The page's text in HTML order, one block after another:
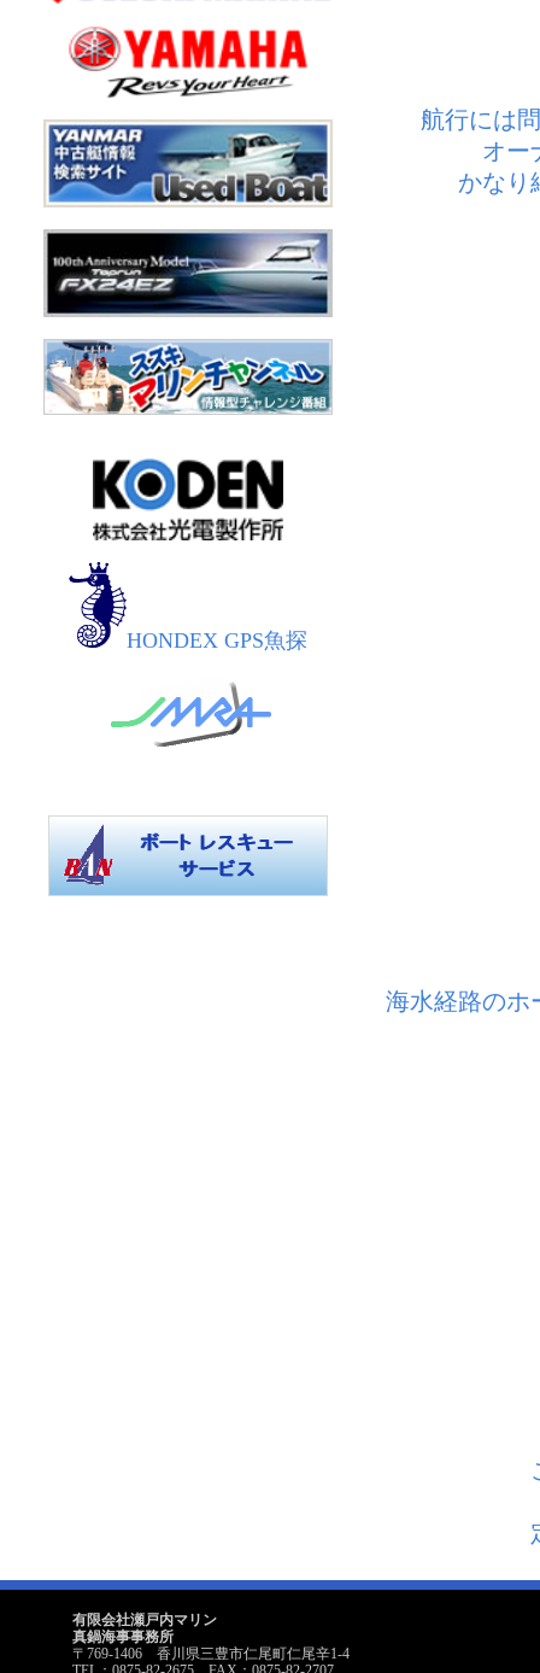
HONDEX GPS魚探
航行には
オー
かなり
海水経路のホ
有限会社瀬戸内マリン
真鍋海事事務所
〒769-1406 香川県三豊市仁尾町仁尾辛1-4